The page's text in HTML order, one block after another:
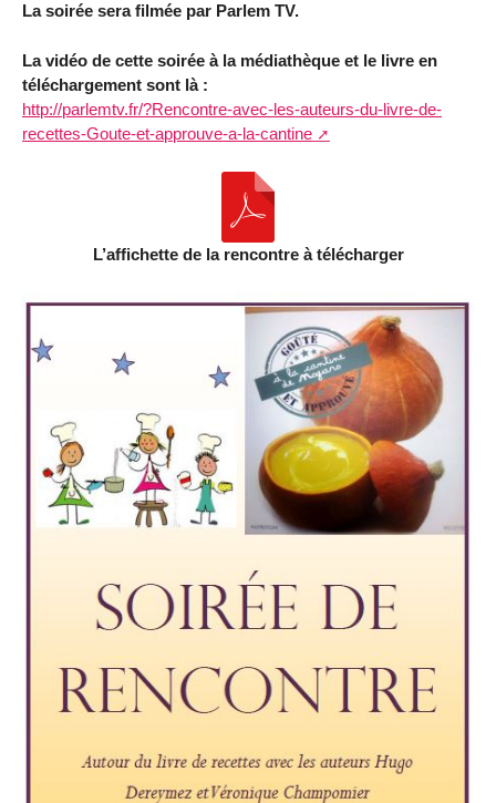
La soirée sera filmée par Parlem TV.
La vidéo de cette soirée à la médiathèque et le livre en
téléchargement sont là :
http://parlemtv.fr/?Rencontre-avec-les-auteurs-du-livre-de-
recettes-Goute-et-approuve-a-la-cantine
L’affichette de la rencontre à télécharger